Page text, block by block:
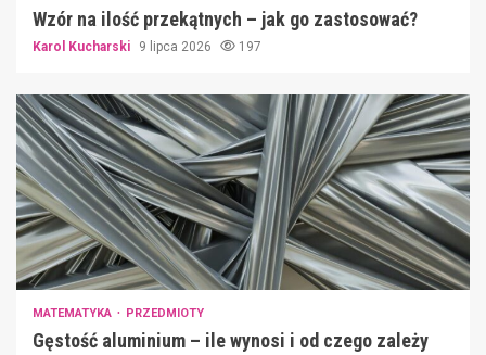
Wzór na ilość przekątnych – jak go zastosować?
Karol Kucharski 9 lipca 2026 197
MATEMATYKA PRZEDMIOTY
Gęstość aluminium – ile wynosi i od czego zależy